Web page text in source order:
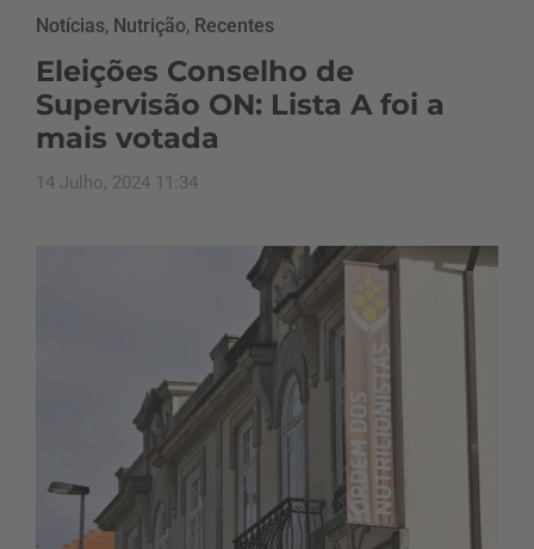
Notícias, Nutrição, Recentes
Eleições Conselho de
Supervisão ON: Lista A foi a
mais votada
14 Julho, 2024 11:34